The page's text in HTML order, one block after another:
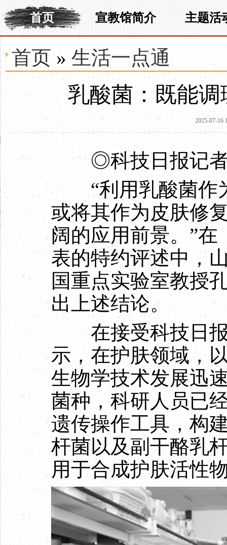
首页 宣教馆简介 主题活
首页 » 生活一点通
乳酸菌：既能
2025-07-16
◎科技日报记者
“利用乳酸菌作为
或将其作为皮肤修
阔的应用前景。”
表的特约评述中，
国重点实验室教授
出上述结论。
在接受科技日报
示，在护肤领域，
生物学技术发展迅
菌种，科研人员已
遗传操作工具，构
杆菌以及副干酪乳
用于合成护肤活性